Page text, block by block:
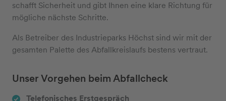
schafft Sicherheit und gibt Ihnen eine klare Richtung für
mögliche nächste Schritte.
Als Betreiber des Industrieparks Höchst sind wir mit der
gesamten Palette des Abfallkreislaufs bestens vertraut.
Unser Vorgehen beim Abfallcheck
Telefonisches Erstgespräch